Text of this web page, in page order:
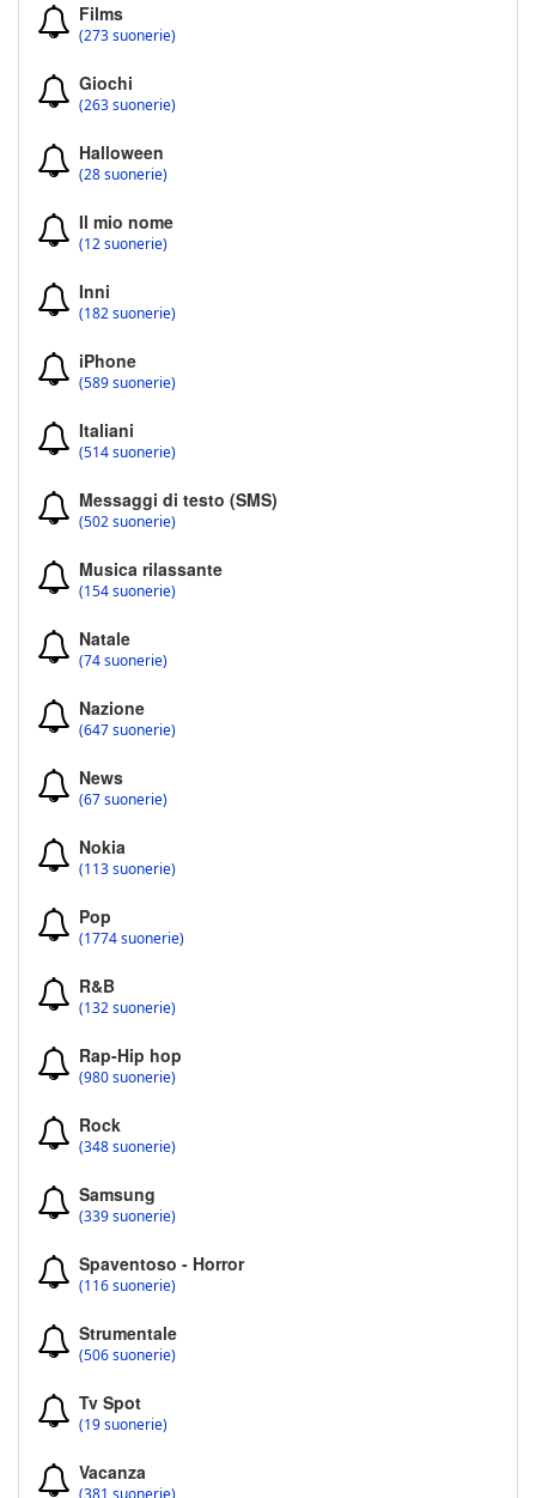
Films
(273 suonerie)
Giochi
(263 suonerie)
Halloween
(28 suonerie)
Il mio nome
(12 suonerie)
Inni
(182 suonerie)
iPhone
(589 suonerie)
Italiani
(514 suonerie)
Messaggi di testo (SMS)
(502 suonerie)
Musica rilassante
(154 suonerie)
Natale
(74 suonerie)
Nazione
(647 suonerie)
News
(67 suonerie)
Nokia
(113 suonerie)
Pop
(1774 suonerie)
R&B
(132 suonerie)
Rap-Hip hop
(980 suonerie)
Rock
(348 suonerie)
Samsung
(339 suonerie)
Spaventoso - Horror
(116 suonerie)
Strumentale
(506 suonerie)
Tv Spot
(19 suonerie)
Vacanza
(381 suonerie)